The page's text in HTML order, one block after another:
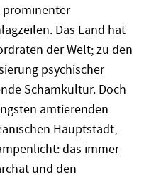
prominenter
Das Land hat
der Welt; zu den
psychischer
Schamkultur. Doch
amtierenden
Hauptstadt,
das immer
und den